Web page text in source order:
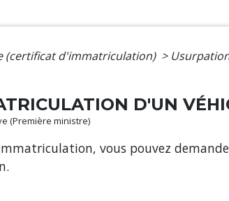
(certificat d'immatriculation) >
D'UN
(Première ministre)
vous pouvez